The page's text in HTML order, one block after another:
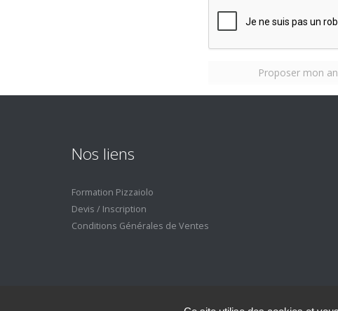
Proposer mon
Nos liens
Formation Pizzaiolo
Devis / Inscription
Conditions Générales de Ventes